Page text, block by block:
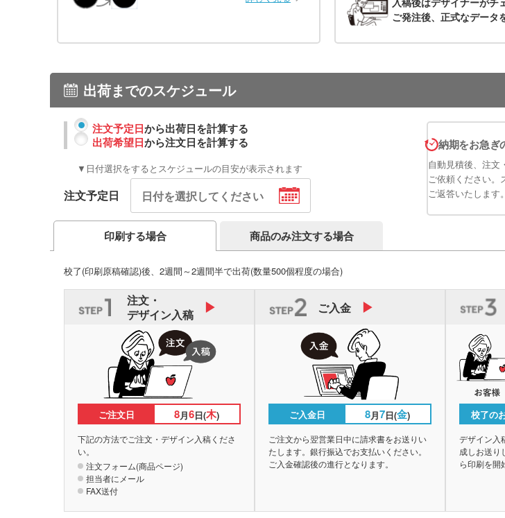
ご発注後、正式なデータ
出荷までのスケジュール
注文予定日から出荷日を計算する
出荷希望日から注文日を計算する
▼日付選択をするとスケジュールの目安が表示されます
注文予定日
納期をお急ぎ
自動見積後、注文
ご依頼ください。
ご返答いたします。
印刷する場合 商品のみ注文する場合
校了(印刷原稿確認)後、2週間～2週間半で出荷(数量500個程度の場合)
注文・
デザイン入稿
ご注文日 8月6日(木)
下記の方法でご注文・デザイン入稿くださ
い。
注文フォーム(商品ページ)
担当者にメール
FAX送付
ご入金
ご入金日 8月7日(金)
ご注文から翌営業日中に請求書をお送りい
たします。銀行振込でお支払いください。
ご入金確認後の進行となります。
校了の
デザイン入
成しお送り
ら印刷を開